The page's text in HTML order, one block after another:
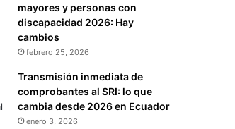
mayores y personas con
discapacidad 2026: Hay
cambios
febrero 25, 2026
Transmisión inmediata de
comprobantes al SRI: lo que
cambia desde 2026 en Ecuador
enero 3, 2026